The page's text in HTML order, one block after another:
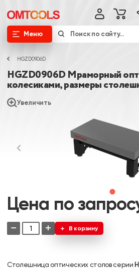
Меню
HGZD0906D
HGZD0906D Мраморный
колесиками, размеры
Увеличить
Цена по
− + В корзину
Столешница оптических столов серии